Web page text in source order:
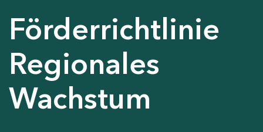
Förderrichtlinie
Regionales
Wachstum